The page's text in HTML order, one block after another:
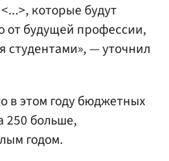
которые будут
от будущей профессии,
студентами», — уточнил
в этом году бюджетных
250 больше,
годом.